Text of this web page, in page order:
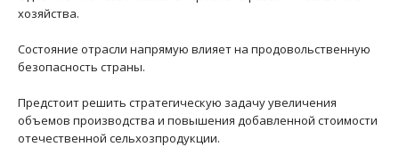
хозяйства.
Состояние отрасли напрямую влияет на продовольственную
безопасность страны.
Предстоит решить стратегическую задачу увеличения
объемов производства и повышения добавленной стоимости
отечественной сельхозпродукции.